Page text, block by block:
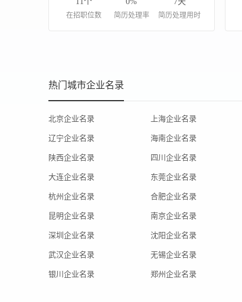
在招职位数 简历处理率 简历处理用时
热门城市企业名录
北京企业名录 上海企业名录
辽宁企业名录 海南企业名录
陕西企业名录 四川企业名录
大连企业名录 东莞企业名录
杭州企业名录 合肥企业名录
昆明企业名录 南京企业名录
深圳企业名录 沈阳企业名录
武汉企业名录 无锡企业名录
银川企业名录 郑州企业名录